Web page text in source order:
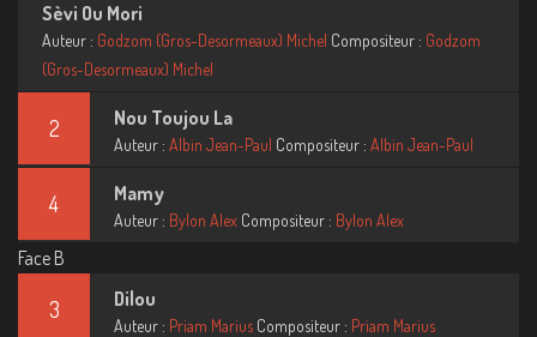
Sèvi Ou Mori
Auteur : Godzom (Gros-Desormeaux) Michel Compositeur : Godzom
(Gros-Desormeaux) Michel
2 Nou Toujou La
Auteur : Albin Jean-Paul Compositeur : Albin Jean-Paul
4 Mamy
Auteur : Bylon Alex Compositeur : Bylon Alex
Face B
3 Dilou
Auteur : Priam Marius Compositeur : Priam Marius